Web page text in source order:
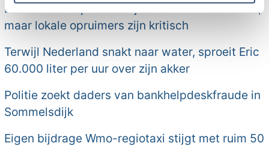
Beach CleanUp Tour strijkt neer in Kwade Hoek,
maar lokale opruimers zijn kritisch
Terwijl Nederland snakt naar water, sproeit Eric
60.000 liter per uur over zijn akker
Politie zoekt daders van bankhelpdeskfraude in
Sommelsdijk
Eigen bijdrage Wmo-regiotaxi stijgt met ruim 50